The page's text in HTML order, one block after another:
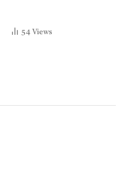
54 Views